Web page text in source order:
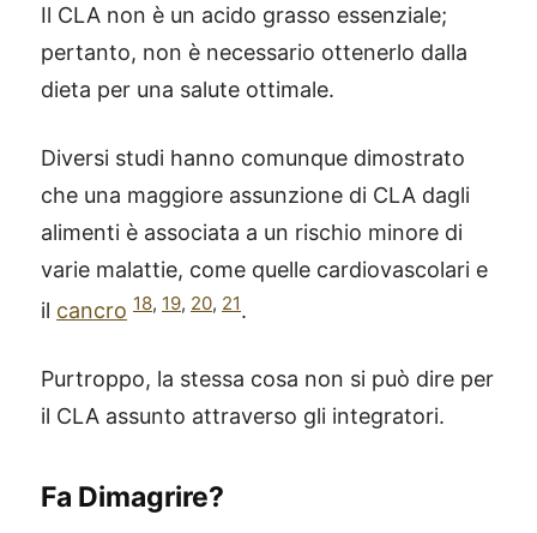
Il CLA non è un acido grasso essenziale;
pertanto, non è necessario ottenerlo dalla
dieta per una salute ottimale.
Diversi studi hanno comunque dimostrato
che una maggiore assunzione di CLA dagli
alimenti è associata a un rischio minore di
varie malattie, come quelle cardiovascolari e
il cancro 18, 19, 20, 21.
Purtroppo, la stessa cosa non si può dire per
il CLA assunto attraverso gli integratori.
Fa Dimagrire?